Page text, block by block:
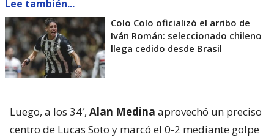
Lee también...
Colo Colo oficializó el arribo de
Iván Román: seleccionado chileno
llega cedido desde Brasil
Luego, a los 34′, Alan Medina aprovechó un preciso
centro de Lucas Soto y marcó el 0-2 mediante golpe